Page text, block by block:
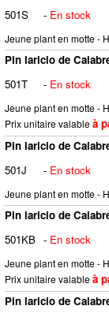
501S
- En stock
Jeune plant en motte -
Pin laricio de
501T
- En stock
Jeune plant en motte -
Prix unitaire valableà
Pin laricio de
501J
- En stock
Jeune plant en motte -
Pin laricio de
501KB - En stock
Jeune plant en motte -
Prix unitaire valableà
Pin laricio de